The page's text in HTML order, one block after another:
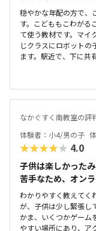
穏やかな年配の方で、
す。こどももこわがる
て使う教材です。マイ
じクラスにロボット
ます。駅近で、下に共
たりして待つことも
少し気になります。
るため、部屋はやや小
レンタル費用が発生す
月2なので割高な気も
組めています！マイク
に通えるところ。先生
の日など自宅からアク
いため、保護者参観日
なかぐすく南教室の評
体験者：小4/男の子
★★★★★ 4.0
子供は楽しかった
苦手なため、オン
わかりやすく教えてく
が、子供は少し緊張し
かま、いくつかゲーム
やすい場所にあり、ア